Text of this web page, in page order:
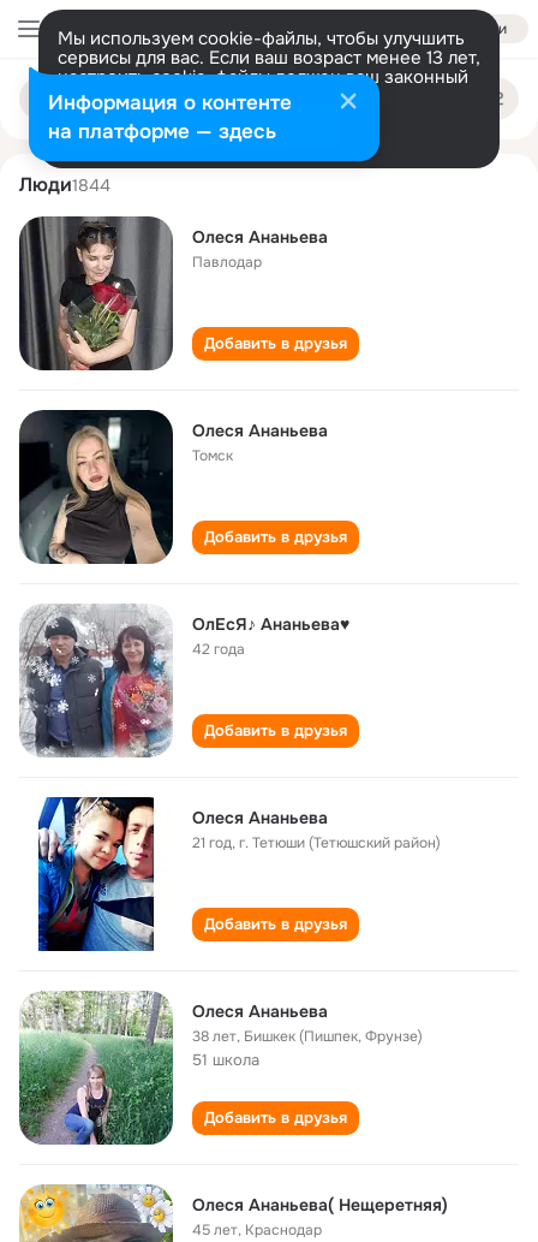
Войти
Мы используем cookie-файлы, чтобы улучшить
сервисы для вас. Если ваш возраст менее 13 лет,
настроить cookie-файлы должен ваш законный
представитель. Больше информации
Разрешить все Настроить
Поиск
людям
olesya ananeva
Люди1844
Олеся Ананьева
Павлодар
Добавить в друзья
Олеся Ананьева
Томск
Добавить в друзья
ОлЕсЯ♪ Ананьева♥
42 года
Добавить в друзья
Олеся Ананьева
21 год,г. Тетюши (Тетюшский район)
Добавить в друзья
Олеся Ананьева
38 лет, Бишкек (Пишпек, Фрунзе)
51 школа
Добавить в друзья
Олеся Ананьева( Нещеретняя)
45 лет, Краснодар
Информация о контенте
на платформе — здесь